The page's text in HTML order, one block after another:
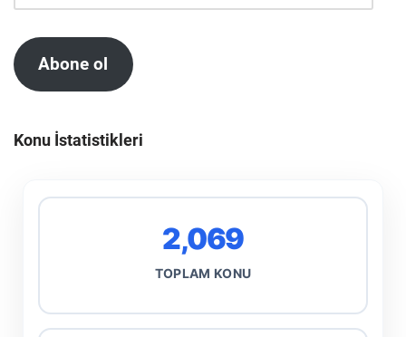
Abone ol
Konu İstatistikleri
2,069
TOPLAM KONU